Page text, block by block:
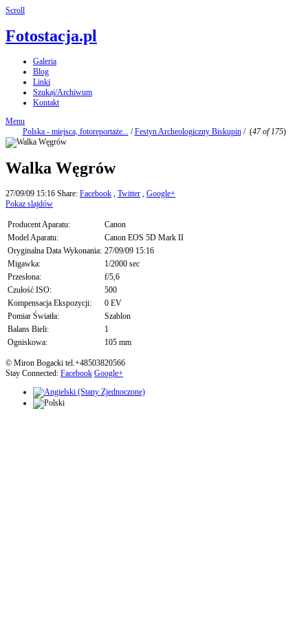
Scroll
Fotostacja.pl
Galeria
Blog
Linki
Szukaj/Archiwum
Kontakt
Menu
Polska - miejsca, fotoreportaże... /Festyn Archeologiczny Biskupin/ (47 of 175)
Walka Węgrów
27/09/09 15:16 Share: Facebook , Twitter , Google+
Pokaz slajdów
Producent Aparatu:
Canon
Model Aparatu:
Canon EOS 5D Mark II
Oryginalna Data Wykonania: 27/09/09 15:16
Migawka:
1/2000 sec
Przesłona:
f/5,6
Czułość ISO:
500
Kompensacja Ekspozycji:
0 EV
Pomiar Światła:
Szablon
Balans Bieli:
1
Ogniskowa:
105 mm
© Miron Bogacki tel.+48503820566
Stay Connected: Facebook Google+